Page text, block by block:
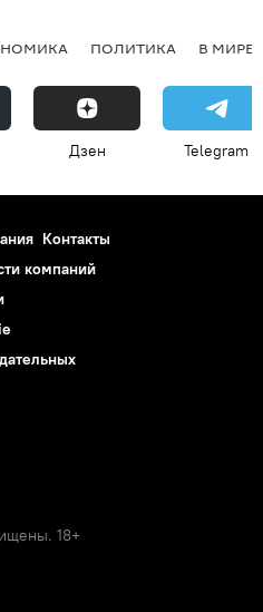
ПОЛИТИКА В МИРЕ
Дзен Telegram
Контакты
компаний
18+